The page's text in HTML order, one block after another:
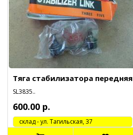
Тяга стабилизатора передняя
SL3835..
600.00 р.
cклад - ул. Тагильская, 37